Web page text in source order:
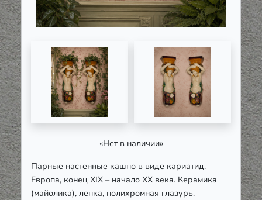
«Нет в наличии»
Парные настенные кашпо в виде кариатид.
Европа, конец XIX – начало ХХ века. Керамика
(майолика), лепка, полихромная глазурь.